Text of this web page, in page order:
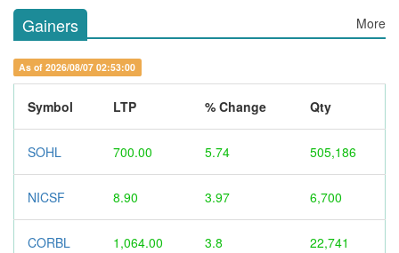
Gainers More
As of 2026/08/07 02:53:00
Symbol LTP % Change Qty
SOHL 700.00 5.74 505,186
NICSF 8.90 3.97 6,700
CORBL 1,064.00 3.8 22,741